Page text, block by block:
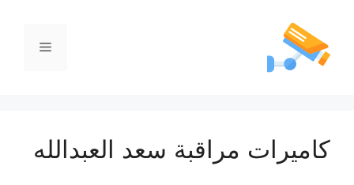
كاميرات مراقبة سعد العبدالله